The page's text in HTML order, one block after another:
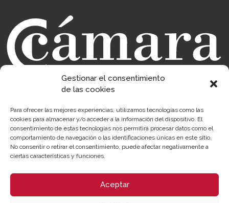
Gestionar el consentimiento
de las cookies
Para ofrecer las mejores experiencias, utilizamos tecnologías como las
cookies para almacenar y/o acceder a la información del dispositivo. El
consentimiento de estas tecnologías nos permitirá procesar datos como el
comportamiento de navegación o las identificaciones únicas en este sitio.
No consentir o retirar el consentimiento, puede afectar negativamente a
ciertas características y funciones.
Aceptar
Sobre la Cámara
Perfil del contratante
Transparencia
Precio mesa citricos
Enlaces de Interés
Fondos Estructurales
NUESTRA MISIÓN